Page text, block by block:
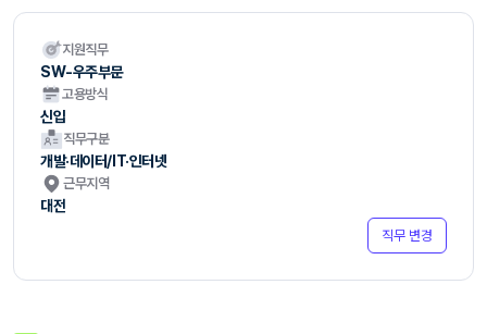
지원직무
SW-우주부문
고용방식
신입
직무구분
개발·데이터/IT·인터넷
근무지역
대전
직무 변경